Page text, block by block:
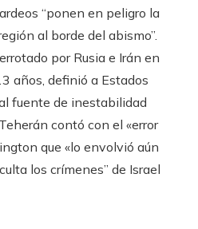
“ponen en peligro la
al borde del abismo”.
por Rusia e Irán en
años, definió a Estados
fuente de inestabilidad
contó con el «error
que «lo envolvió aún
los crímenes” de Israel